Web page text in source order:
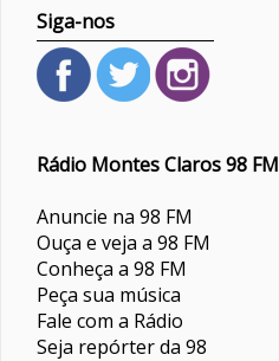
Siga-nos
Rádio Montes Claros 98 FM
Anuncie na 98 FM
Ouça e veja a 98 FM
Conheça a 98 FM
Peça sua música
Fale com a Rádio
Seja repórter da 98